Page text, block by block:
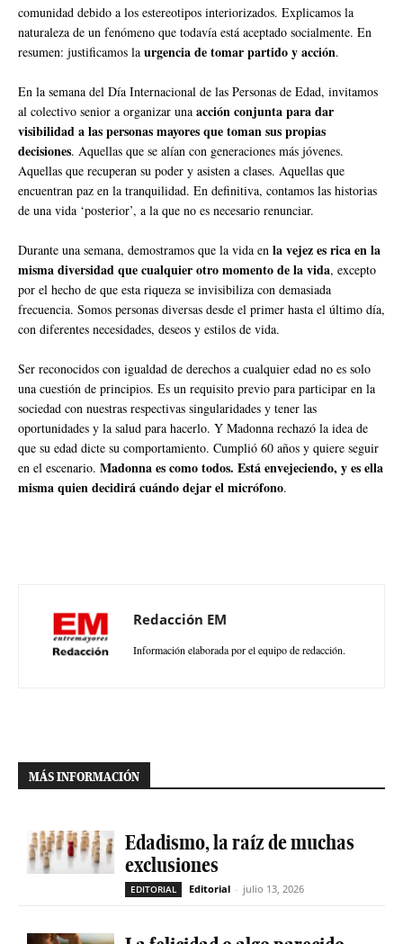
comunidad debido a los estereotipos interiorizados. Explicamos la
naturaleza de un fenómeno que todavía está aceptado socialmente. En
resumen: justificamos la urgencia de tomar partido y acción.
En la semana del Día Internacional de las Personas de Edad, invitamos
al colectivo senior a organizar una acción conjunta para dar
visibilidad a las personas mayores que toman sus propias
decisiones. Aquellas que se alían con generaciones más jóvenes.
Aquellas que recuperan su poder y asisten a clases. Aquellas que
encuentran paz en la tranquilidad. En definitiva, contamos las historias
de una vida ‘posterior’, a la que no es necesario renunciar.
Durante una semana, demostramos que la vida en la vejez es rica en la
misma diversidad que cualquier otro momento de la vida, excepto
por el hecho de que esta riqueza se invisibiliza con demasiada
frecuencia. Somos personas diversas desde el primer hasta el último día,
con diferentes necesidades, deseos y estilos de vida.
Ser reconocidos con igualdad de derechos a cualquier edad no es solo
una cuestión de principios. Es un requisito previo para participar en la
sociedad con nuestras respectivas singularidades y tener las
oportunidades y la salud para hacerlo. Y Madonna rechazó la idea de
que su edad dicte su comportamiento. Cumplió 60 años y quiere seguir
en el escenario. Madonna es como todos. Está envejeciendo, y es ella
misma quien decidirá cuándo dejar el micrófono.
Redacción EM
Información elaborada por el equipo de redacción.
MÁS INFORMACIÓN
Edadismo, la raíz de muchas
exclusiones
EDITORIAL Editorial - julio 13, 2026